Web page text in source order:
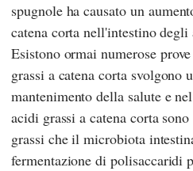
spugnole ha causato un
catena corta nell'intestino
Esistono ormai numerose
grassi a catena corta svolgono
mantenimento della salute e
acidi grassi a catena corta
grassi che il microbiota
fermentazione di polisaccaridi